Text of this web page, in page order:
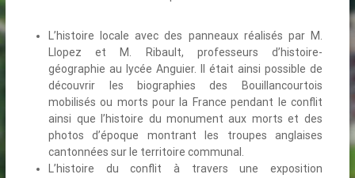
L’histoire locale avec des panneaux réalisés par M.
Llopez et M. Ribault, professeurs d’histoire-
géographie au lycée Anguier. Il était ainsi possible de
découvrir les biographies des Bouillancourtois
mobilisés ou morts pour la France pendant le conflit
ainsi que l’histoire du monument aux morts et des
photos d’époque montrant les troupes anglaises
cantonnées sur le territoire communal.
L’histoire du conflit à travers une exposition